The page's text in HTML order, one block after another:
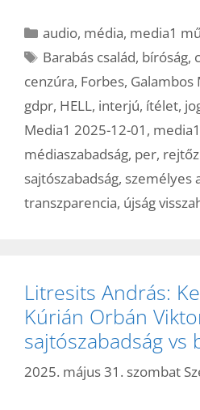
Kategória
audio, média, media1
Címkék
Barabás család, bíróság,
cenzúra, Forbes, Galambos
gdpr, HELL, interjú, ítélet,
Media1 2025-12-01 ,
médiaszabadság, per,
sajtószabadság, személyes
transzparencia, újság
Litresits András:
Kúrián Orbán
sajtószabadság vs
2025. május 31. szombat